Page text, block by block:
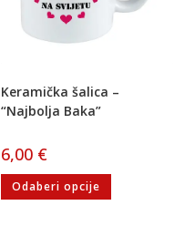
Keramička šalica –
“Najbolja Baka”
6,00 €
Odaberi opcije